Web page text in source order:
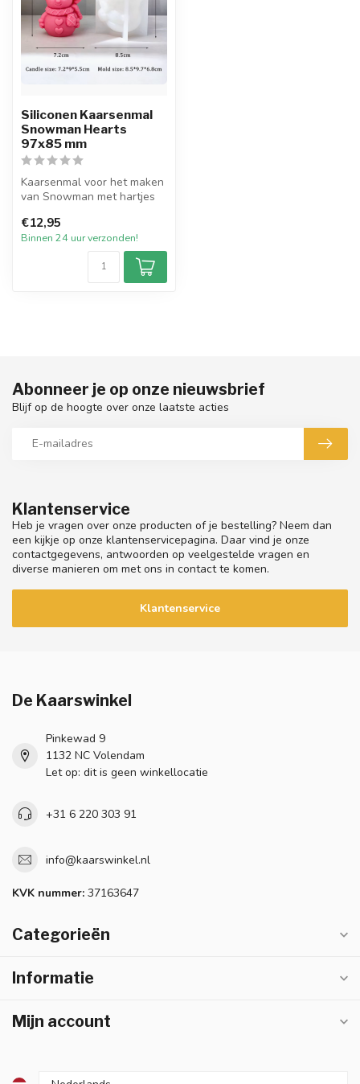
Siliconen Kaarsenmal
Snowman Hearts
97x85 mm
Kaarsenmal voor het maken
van Snowman met hartjes
mm bre...
€12,95
Binnen 24 uur verzonden!
Klantenservice
Heb je vragen over onze producten of je bestelling? Neem dan
een kijkje op onze klantenservicepagina. Daar vind je onze
contactgegevens, antwoorden op veelgestelde vragen en
diverse manieren om met ons in contact te komen.
Klantenservice
Abonneer je op onze nieuwsbrief
Blijf op de hoogte over onze laatste acties
De Kaarswinkel
Pinkewad 9
1132 NC Volendam
Let op: dit is geen winkellocatie
+31 6 220 303 91
info@kaarswinkel.nl
KVK nummer: 37163647
Categorieën
Informatie
Mijn account